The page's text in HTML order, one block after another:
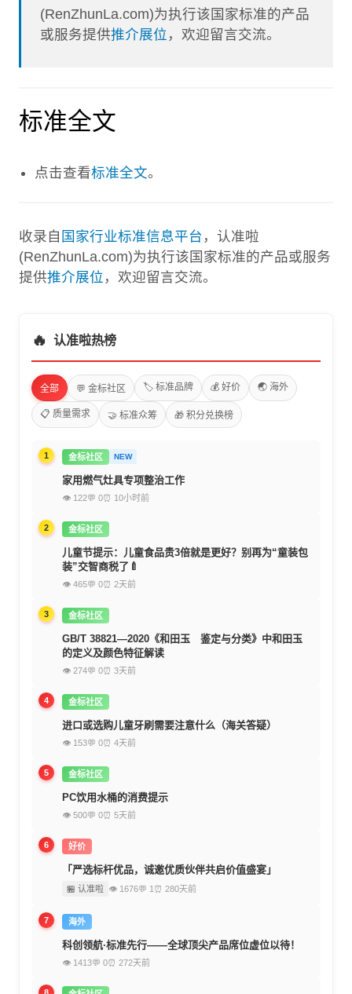
(RenZhunLa.com)为执行该国家标准的产品
或服务提供推介展位 ，欢迎留言交流。
标准全文
点击查看标准全文。
收录自 国家行业标准信息平台 ，认准啦
(RenZhunLa.com)为执行该国家标准的产品或服务
提供推介展位 ，欢迎留言交流。
🔥 认准啦热榜
全部 💬 金标社区 🏷️ 标准品牌 💰 好价 🌏 海外
📋 质量需求 🤝 标准众筹 🎁 积分兑换榜
1 金标社区 NEW
家用燃气灶具专项整治工作
👁 122💬 0⏰ 10小时前
2 金标社区
儿童节提示：儿童食品贵3倍就是更好？别再为“童装包
装”交智商税了🍼
👁 465💬 0⏰ 2天前
3 金标社区
GB/T 38821—2020《和田玉 鉴定与分类》中和田玉
的定义及颜色特征解读
👁 274💬 0⏰ 3天前
4 金标社区
进口或选购儿童牙刷需要注意什么（海关答疑）
👁 153💬 0⏰ 4天前
5 金标社区
PC饮用水桶的消费提示
👁 500💬 0⏰ 5天前
6 好价
「严选标杆优品，诚邀优质伙伴共启价值盛宴」
🏪 认准啦 👁 1676💬 1 ⏰ 280天前
7 海外
科创领航·标准先行——全球顶尖产品席位虚位以待！
👁 1413💬 0⏰ 272天前
8